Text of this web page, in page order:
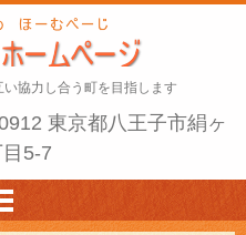
協力し合う町を目指します
東京都八王子市絹ヶ
5-7